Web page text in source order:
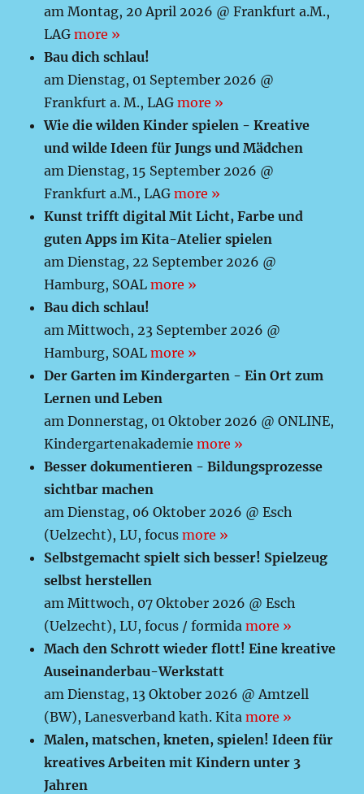
am Montag, 20 April 2026 @ Frankfurt a.M.,
LAGmore »
Bau dich schlau!
am Dienstag, 01 September 2026 @
Frankfurt a. M., LAGmore »
Wie die wilden Kinder spielen - Kreative
und wilde Ideen für Jungs und Mädchen
am Dienstag, 15 September 2026 @
Frankfurt a.M., LAGmore »
Kunst trifft digital Mit Licht, Farbe und
guten Apps im Kita-Atelier spielen
am Dienstag, 22 September 2026 @
Hamburg, SOALmore »
Bau dich schlau!
am Mittwoch, 23 September 2026 @
Hamburg, SOALmore »
Der Garten im Kindergarten - Ein Ort zum
Lernen und Leben
am Donnerstag, 01 Oktober 2026 @ ONLINE,
Kindergartenakademiemore »
Besser dokumentieren - Bildungsprozesse
sichtbar machen
am Dienstag, 06 Oktober 2026 @ Esch
(Uelzecht), LU, focusmore »
Selbstgemacht spielt sich besser! Spielzeug
selbst herstellen
am Mittwoch, 07 Oktober 2026 @ Esch
(Uelzecht), LU, focus / formidamore »
Mach den Schrott wieder flott! Eine kreative
Auseinanderbau-Werkstatt
am Dienstag, 13 Oktober 2026 @ Amtzell
(BW), Lanesverband kath. Kitamore »
Malen, matschen, kneten, spielen! Ideen für
kreatives Arbeiten mit Kindern unter 3
Jahren